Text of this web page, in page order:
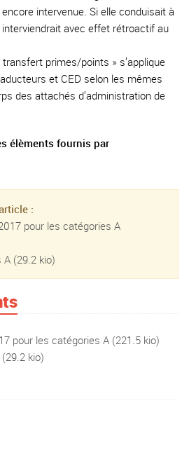
intervenue. Si elle conduisait à
avec effet rétroactif au
primes/points » s’applique
et CED selon les mêmes
des attachés d’administration de
élèments fournis par
:
pour les catégories A
A (29.2 kio)
pour les catégories A (221.5 kio)
(29.2 kio)